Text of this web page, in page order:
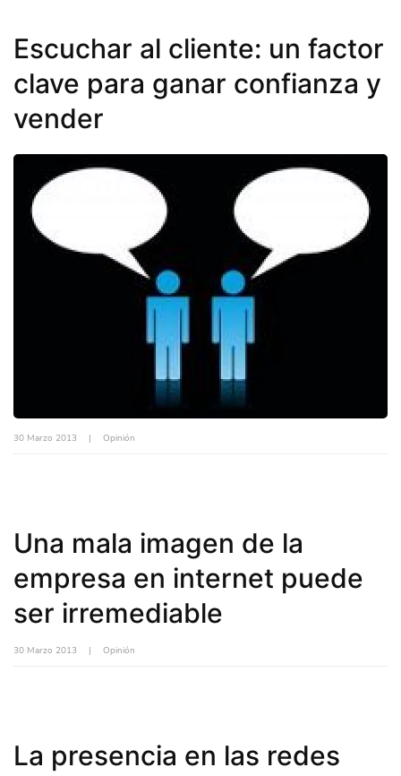
Escuchar al cliente: un factor
clave para ganar confianza y
vender
30 Marzo 2013 | Opinión
Una mala imagen de la
empresa en internet puede
ser irremediable
30 Marzo 2013 | Opinión
La presencia en las redes